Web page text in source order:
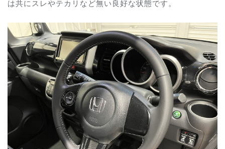
は共にスレやテカリなど無い良好な状態です。